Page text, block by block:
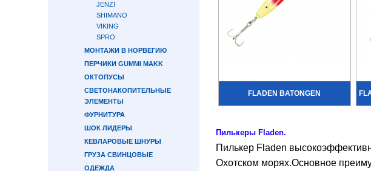
JENZI
SHIMANO
VIKING
SPRO
МОНТАЖИ В НОРВЕГИЮ
ПЕРЧИКИ GUMMI MAKK
ОКТОПУСЫ
СВЕТОНАКОПИТЕЛЬНЫЕ
ЭЛЕМЕНТЫ
ФУРНИТУРА
ШОК ЛИДЕРЫ
КЕВЛАРОВЫЕ ШНУРЫ
ГРУЗА СВИНЦОВЫЕ
ОДЕЖДА
FLADEN BATONGEN
Пилькеры Fladen.
Пилькер Fladen
Охотском морях.Основное